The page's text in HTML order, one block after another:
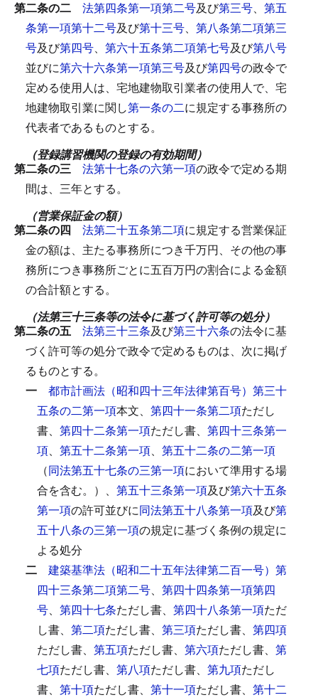
第二条の二 法第四条第一項第二号及び第三号、 第五
条第一項第十二号及び第十三号、 第八条第二項第三
号及び第四号、 第六十五条第二項第七号及び第八号
並びに第六十六条第一項第三号及び第四号の政令で
定める使用人は、宅地建物取引業者の使用人で、宅
地建物取引業に関し第一条の二に規定する事務所の
代表者であるものとする。
（登録講習機関の登録の有効期間）
第二条の三 法第十七条の六第一項の政令で定める期
間は、三年とする。
（営業保証金の額）
第二条の四 法第二十五条第二項に規定する営業保証
金の額は、主たる事務所につき千万円、その他の事
務所につき事務所ごとに五百万円の割合による金額
の合計額とする。
（法第三十三条等の法令に基づく許可等の処分）
第二条の五 法第三十三条及び第三十六条の法令に基
づく許可等の処分で政令で定めるものは、次に掲げ
るものとする。
一 都市計画法（昭和四十三年法律第百号）第三十
五条の二第一項本文、 第四十一条第二項ただし
書、 第四十二条第一項ただし書、 第四十三条第一
項、 第五十二条第一項、 第五十二条の二第一項
（同法第五十七条の三第一項において準用する場
合を含む。）、 第五十三条第一項及び第六十五条
第一項の許可並びに同法第五十八条第一項及び第
五十八条の三第一項の規定に基づく条例の規定に
よる処分
二 建築基準法（昭和二十五年法律第二百一号）第
四十三条第二項第二号、 第四十四条第一項第四
号、 第四十七条ただし書、 第四十八条第一項ただ
し書、 第二項ただし書、 第三項ただし書、 第四項
ただし書、 第五項ただし書、 第六項ただし書、 第
七項ただし書、 第八項ただし書、 第九項ただし
書、 第十項ただし書、 第十一項ただし書、 第十二